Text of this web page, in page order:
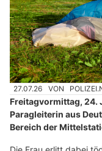
27.07.26 VON
Freitagvormittag, 24.
Paragleiterin aus
Bereich der